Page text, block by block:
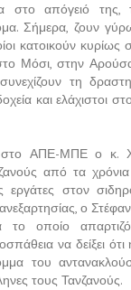
στο απόγειό της,
Σήμερα, ζουν
κατοικούν
στο Μόσι, στην
τη
και ελάχιστοι
ΑΠΕ-ΜΠΕ ο κ.
από τα
στον
ο
το οποίο
να δείξει
του
τους Τανζανούς.